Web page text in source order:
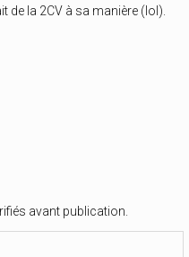
de la 2CV à sa manière (lol).
avant publication.